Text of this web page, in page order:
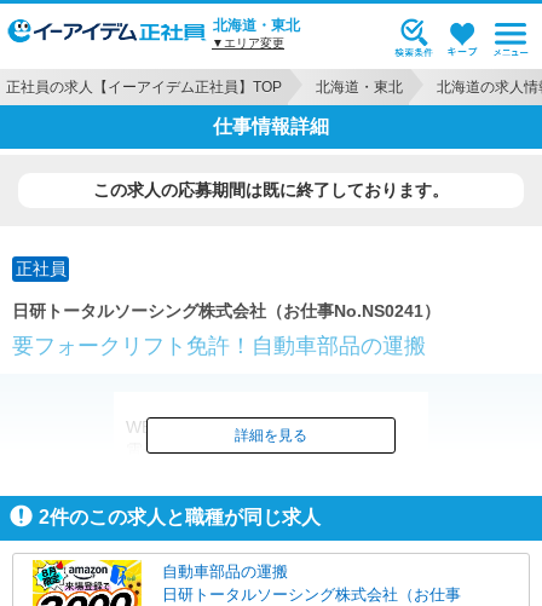
北海道・東北
▼エリア変更
正社員の求人【イーアイデム正社員】TOP 北海道・東北 北海道の求人情
仕事情報詳細
この求人の応募期間は既に終了しております。
正社員
日研トータルソーシング株式会社（お仕事No.NS0241）
要フォークリフト免許！自動車部品の運搬
WEB/来場どちらでも新規面談で
電子マネー1000円分プレゼント！
詳細を見る
2件のこの求人と職種が同じ求人
自動車部品の運搬
日研トータルソーシング株式会社（お仕事